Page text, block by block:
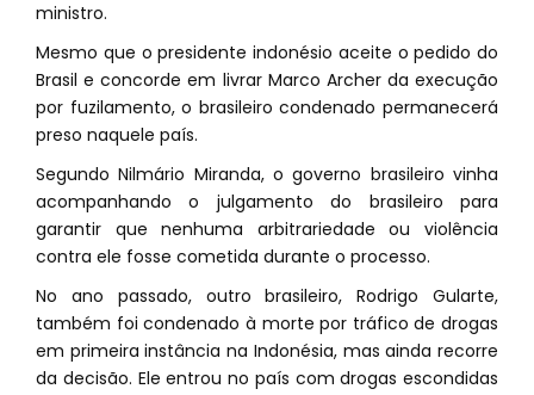
ministro.
Mesmo que o presidente indonésio aceite o pedido do
Brasil e concorde em livrar Marco Archer da execução
por fuzilamento, o brasileiro condenado permanecerá
preso naquele país.
Segundo Nilmário Miranda, o governo brasileiro vinha
acompanhando o julgamento do brasileiro para
garantir que nenhuma arbitrariedade ou violência
contra ele fosse cometida durante o processo.
No ano passado, outro brasileiro, Rodrigo Gularte,
também foi condenado à morte por tráfico de drogas
em primeira instância na Indonésia, mas ainda recorre
da decisão. Ele entrou no país com drogas escondidas